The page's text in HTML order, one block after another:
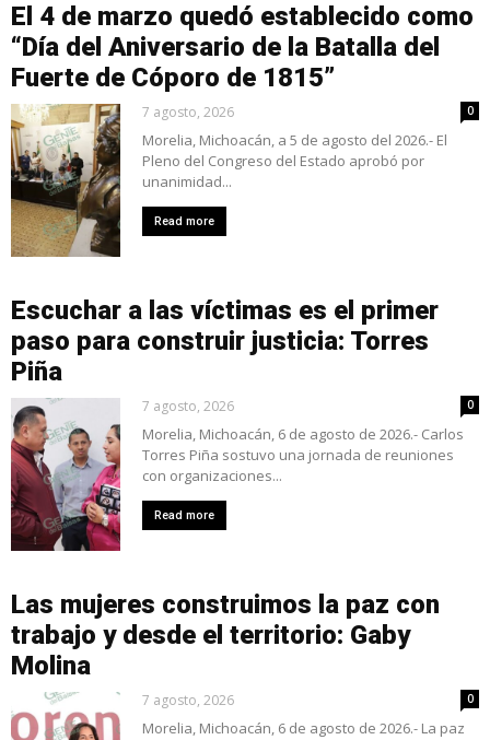
El 4 de marzo quedó establecido como
“Día del Aniversario de la Batalla del
Fuerte de Cóporo de 1815”
7 agosto, 2026 0
Morelia, Michoacán, a 5 de agosto del 2026.- El
Pleno del Congreso del Estado aprobó por
unanimidad...
Read more
Escuchar a las víctimas es el primer
paso para construir justicia: Torres
Piña
7 agosto, 2026 0
Morelia, Michoacán, 6 de agosto de 2026.- Carlos
Torres Piña sostuvo una jornada de reuniones
con organizaciones...
Read more
Las mujeres construimos la paz con
trabajo y desde el territorio: Gaby
Molina
7 agosto, 2026 0
Morelia, Michoacán, 6 de agosto de 2026.- La paz